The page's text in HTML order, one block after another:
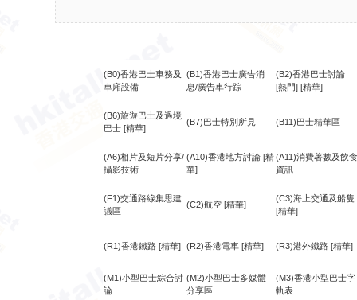
(B0)香港巴士車務及
車廂設備
(B1)香港巴士廣告消
息/廣告車行踪
(B2)香港巴士討論
[熱門] [精華]
(B6)旅遊巴士及過境
巴士 [精華]
(B7)巴士特別所見 (B11)巴士精華區
(A6)相片及短片分享/
攝影技術
(A10)香港地方討論 [精
華]
(A11)消費著數及飲食
資訊
(F1)交通路線集思建
議區
(C2)航空 [精華]
(C3)海上交通及船隻
[精華]
(R1)香港鐵路 [精華] (R2)香港電車 [精華] (R3)港外鐵路 [精華]
(M1)小型巴士綜合討
論
(M2)小型巴士多媒體
分享區
(M3)香港小型巴士字
軌表